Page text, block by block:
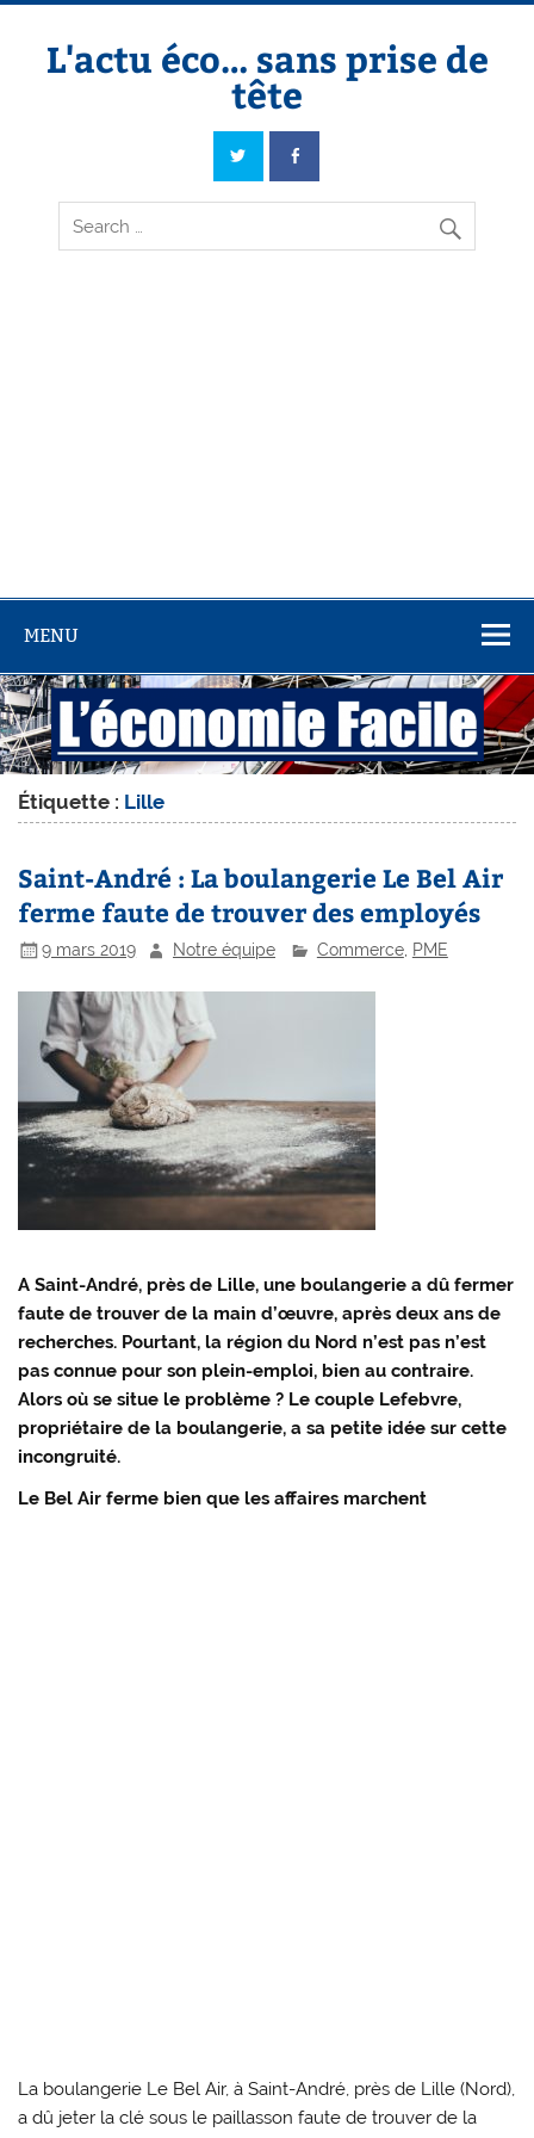
Skip
contentL'actu éco… sans prise de
tête
L'actu éco… sans prise de tête
MENU
Étiquette : Lille
Saint-André : La boulangerie Le Bel Air
ferme faute de trouver des employés
9 mars 2019 Notre équipe Commerce, PME
A Saint-André, près de Lille, une boulangerie a dû fermer
faute de trouver de la main d’œuvre, après deux ans de
recherches. Pourtant, la région du Nord n’est pas n’est
pas connue pour son plein-emploi, bien au contraire.
Alors où se situe le problème ? Le couple Lefebvre,
propriétaire de la boulangerie, a sa petite idée sur cette
incongruité.
Le Bel Air ferme bien que les affaires marchent
La boulangerie Le Bel Air, à Saint-André, près de Lille (Nord),
a dû jeter la clé sous le paillasson faute de trouver de la